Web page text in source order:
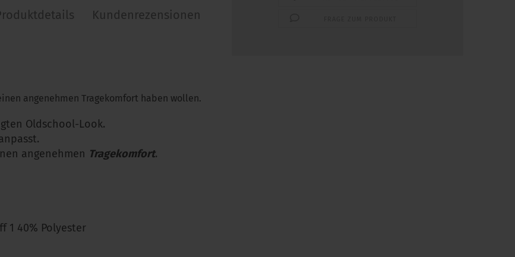
Kundenrezensionen
angenehmen Tragekomfort haben wollen.
Oldschool-Look.
angenehmen Tragekomfort.
1 40% Polyester